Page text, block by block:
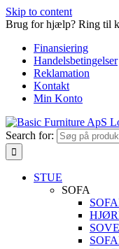
Skip to content
Brug for hjælp? Ring til
Finansiering
Handelsbetingelser
Reklamation
Kontakt
Min Konto
Search for:
STUE
SOFA